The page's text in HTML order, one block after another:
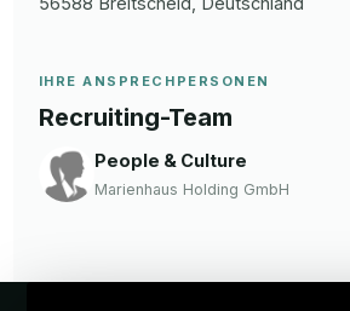
IHRE ANSPRECHPERSONEN
Recruiting-Team
People & Culture
Marienhaus Holding GmbH